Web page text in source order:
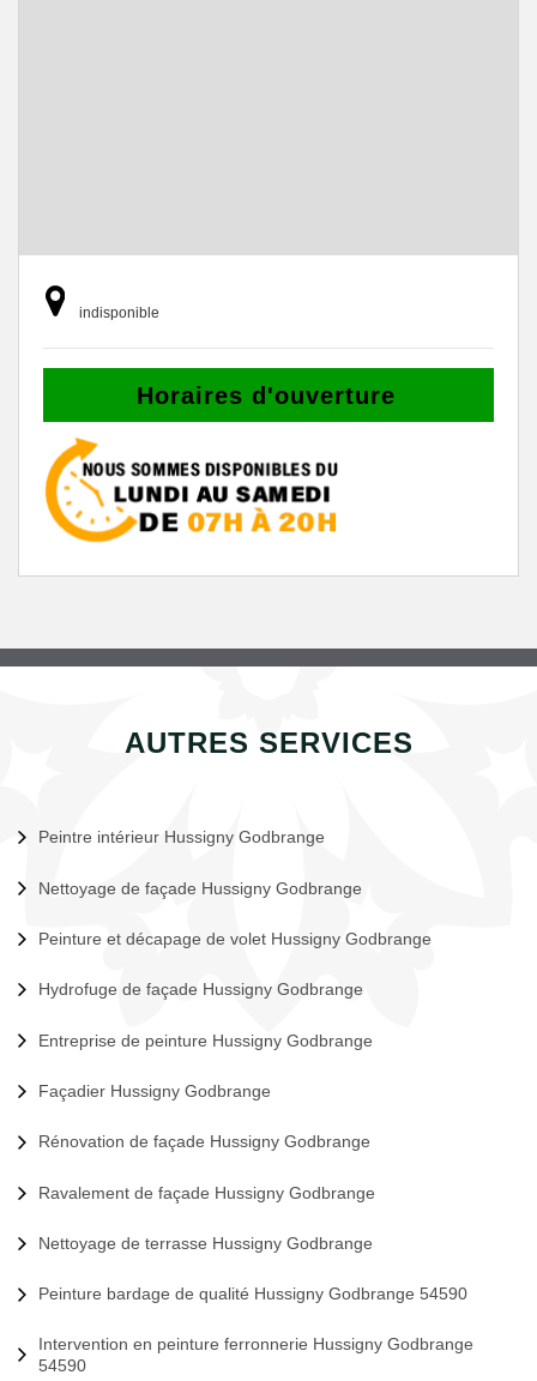
indisponible
Horaires d'ouverture
AUTRES SERVICES
Peintre intérieur Hussigny Godbrange
Nettoyage de façade Hussigny Godbrange
Peinture et décapage de volet Hussigny Godbrange
Hydrofuge de façade Hussigny Godbrange
Entreprise de peinture Hussigny Godbrange
Façadier Hussigny Godbrange
Rénovation de façade Hussigny Godbrange
Ravalement de façade Hussigny Godbrange
Nettoyage de terrasse Hussigny Godbrange
Peinture bardage de qualité Hussigny Godbrange 54590
Intervention en peinture ferronnerie Hussigny Godbrange
54590